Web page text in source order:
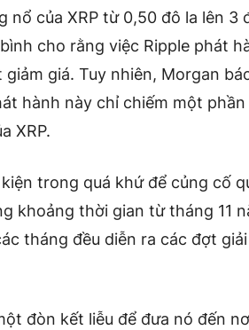
nổ của XRP từ 0,50 đô la lên
cho rằng việc Ripple phát
giá. Tuy nhiên, Morgan
hành này chỉ chiếm một
XRP.
trong quá khứ để củng cố
khoảng thời gian từ tháng 11
tháng đều diễn ra các đợt
đòn kết liễu để đưa nó đến